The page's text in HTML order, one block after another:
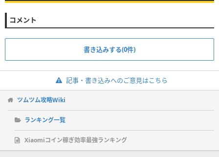
コメント
書き込みする(0件)
記事・書き込みへのご意見はこちら
ツムツム攻略Wiki
ランキング一覧
Xiaomiコイン稼ぎ効率最強ランキング